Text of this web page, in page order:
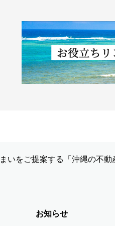
をご提案する「沖縄の不動
お知らせ